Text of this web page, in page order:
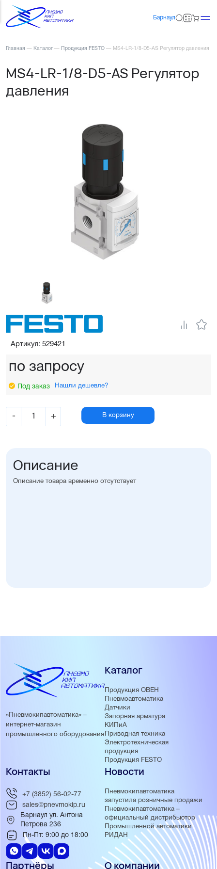
Барнаул
Главная — Каталог — Продукция FESTO — MS4-LR-1/8-D5-AS Регулятор давления
MS4-LR-1/8-D5-AS Регулятор
давления
по запросу
Под заказ Нашли дешевле?
- + В корзину
Артикул: 529421
Описание
Описание товара временно отсутствует
«Пневмокипавтоматика» –
интернет-магазин
промышленного оборудования
Каталог
Продукция ОВЕН
Пневмоавтоматика
Датчики
Запорная арматура
КИПиА
Приводная техника
Электротехническая
продукция
Продукция FESTO
Новости
Пневмокипавтоматика
запустила розничные продажи
Пневмокипавтоматика –
официальный дистрибьютор
Промышленной автоматики
РИДАН
Партнёры О компании
Контакты
+7 (3852) 56-02-77
sales@pnevmokip.ru
Барнаул ул. Антона
Петрова 236
Пн-Пт: 9:00 до 18:00